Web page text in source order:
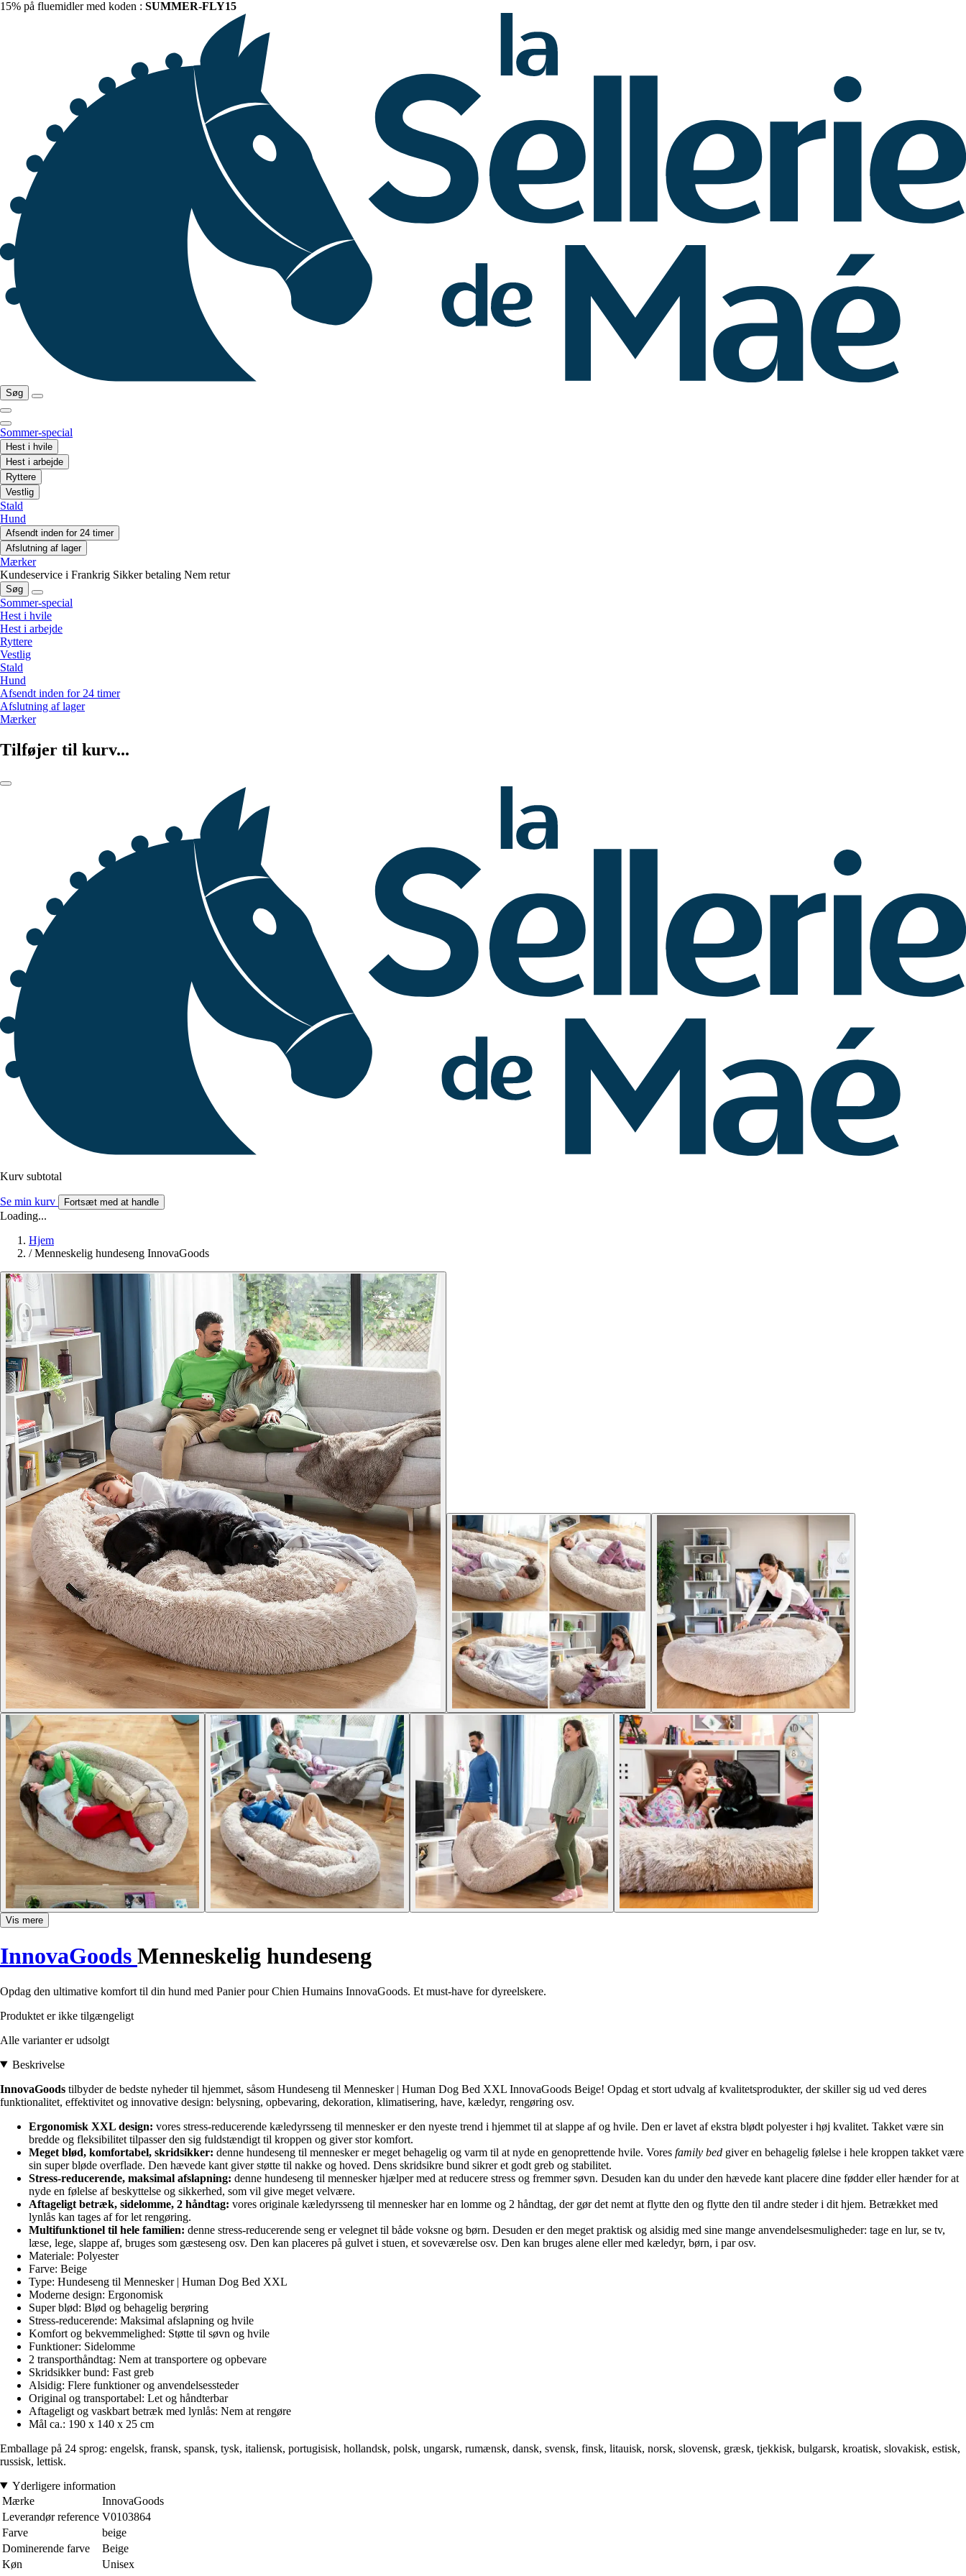
15% på fluemidler med koden : SUMMER-FLY15
Søg
Sommer-special
Hest i hvile
Hest i arbejde
Ryttere
Vestlig
Stald
Hund
Afsendt inden for 24 timer
Afslutning af lager
Mærker
Kundeservice i Frankrig Sikker betaling Nem retur
Søg
Sommer-special
Hest i hvile
Hest i arbejde
Ryttere
Vestlig
Stald
Hund
Afsendt inden for 24 timer
Afslutning af lager
Mærker
Tilføjer til kurv...
Kurv subtotal
Se min kurv Fortsæt med at handle
Loading...
Hjem
/ Menneskelig hundeseng InnovaGoods
Vis mere
InnovaGoods Menneskelig hundeseng
Opdag den ultimative komfort til din hund med Panier pour Chien Humains InnovaGoods. Et must-have for dyreelskere.
Produktet er ikke tilgængeligt
Alle varianter er udsolgt
Beskrivelse
InnovaGoods tilbyder de bedste nyheder til hjemmet, såsom Hundeseng til Mennesker | Human Dog Bed XXL InnovaGoods Beige! Opdag et stort udvalg af kvalitetsprodukter, der skiller sig ud ved deres
funktionalitet, effektivitet og innovative design: belysning, opbevaring, dekoration, klimatisering, have, kæledyr, rengøring osv.
Ergonomisk XXL design: vores stress-reducerende kæledyrsseng til mennesker er den nyeste trend i hjemmet til at slappe af og hvile. Den er lavet af ekstra blødt polyester i høj kvalitet. Takket være sin
bredde og fleksibilitet tilpasser den sig fuldstændigt til kroppen og giver stor komfort.
Meget blød, komfortabel, skridsikker: denne hundeseng til mennesker er meget behagelig og varm til at nyde en genoprettende hvile. Vores family bed giver en behagelig følelse i hele kroppen takket være
sin super bløde overflade. Den hævede kant giver støtte til nakke og hoved. Dens skridsikre bund sikrer et godt greb og stabilitet.
Stress-reducerende, maksimal afslapning: denne hundeseng til mennesker hjælper med at reducere stress og fremmer søvn. Desuden kan du under den hævede kant placere dine fødder eller hænder for at
nyde en følelse af beskyttelse og sikkerhed, som vil give meget velvære.
Aftageligt betræk, sidelomme, 2 håndtag: vores originale kæledyrsseng til mennesker har en lomme og 2 håndtag, der gør det nemt at flytte den og flytte den til andre steder i dit hjem. Betrækket med
lynlås kan tages af for let rengøring.
Multifunktionel til hele familien: denne stress-reducerende seng er velegnet til både voksne og børn. Desuden er den meget praktisk og alsidig med sine mange anvendelsesmuligheder: tage en lur, se tv,
læse, lege, slappe af, bruges som gæsteseng osv. Den kan placeres på gulvet i stuen, et soveværelse osv. Den kan bruges alene eller med kæledyr, børn, i par osv.
Materiale: Polyester
Farve: Beige
Type: Hundeseng til Mennesker | Human Dog Bed XXL
Moderne design: Ergonomisk
Super blød: Blød og behagelig berøring
Stress-reducerende: Maksimal afslapning og hvile
Komfort og bekvemmelighed: Støtte til søvn og hvile
Funktioner: Sidelomme
2 transporthåndtag: Nem at transportere og opbevare
Skridsikker bund: Fast greb
Alsidig: Flere funktioner og anvendelsessteder
Original og transportabel: Let og håndterbar
Aftageligt og vaskbart betræk med lynlås: Nem at rengøre
Mål ca.: 190 x 140 x 25 cm
Emballage på 24 sprog: engelsk, fransk, spansk, tysk, italiensk, portugisisk, hollandsk, polsk, ungarsk, rumænsk, dansk, svensk, finsk, litauisk, norsk, slovensk, græsk, tjekkisk, bulgarsk, kroatisk, slovakisk, estisk,
russisk, lettisk.
Yderligere information
Mærke
InnovaGoods
Leverandør reference V0103864
Farve
beige
Dominerende farve
Beige
Køn
Unisex